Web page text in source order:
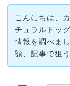
こんにちは、
チュラルドッ
情報を調べま
額、記事で狙